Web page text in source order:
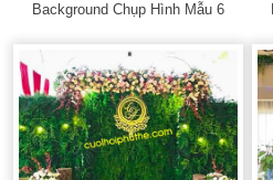
Background Chụp Hình Mẫu 6